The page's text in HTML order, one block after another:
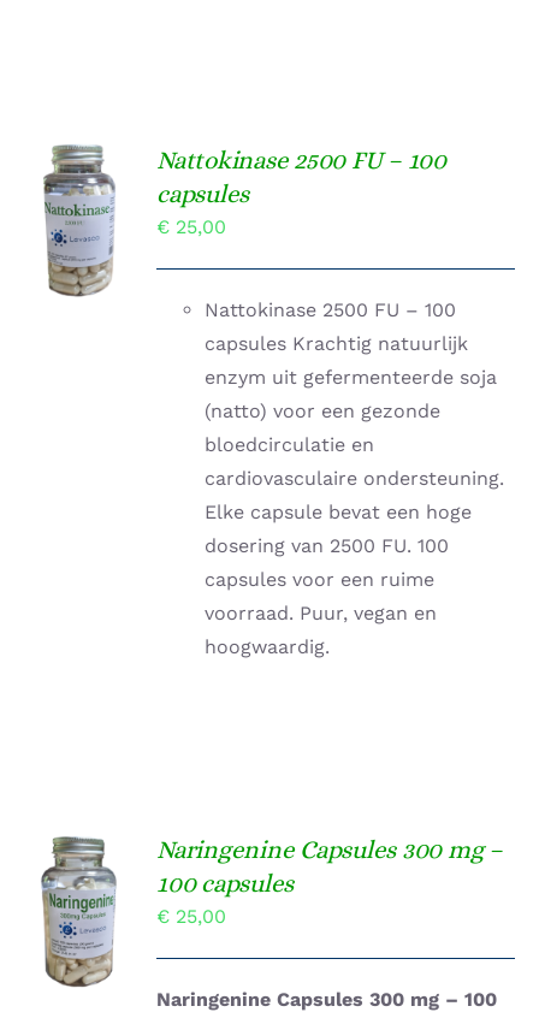
TOEVOEGEN
AAN
WINKELWAGEN
DETAILS
Nattokinase 2500 FU – 100
capsules
€ 25,00
Nattokinase 2500 FU – 100
capsules Krachtig natuurlijk
enzym uit gefermenteerde soja
(natto) voor een gezonde
bloedcirculatie en
cardiovasculaire ondersteuning.
Elke capsule bevat een hoge
dosering van 2500 FU. 100
capsules voor een ruime
voorraad. Puur, vegan en
hoogwaardig.
TOEVOEGEN
AAN
WINKELWAGEN
/
DETAILS
Naringenine Capsules 300 mg –
100 capsules
€ 25,00
Naringenine Capsules 300 mg – 100